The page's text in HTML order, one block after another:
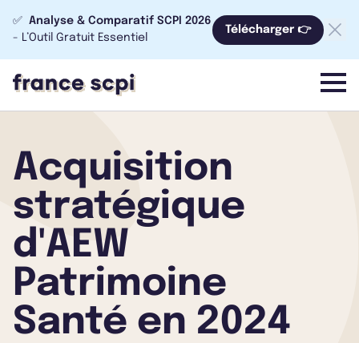
✅ Analyse & Comparatif SCPI 2026
- L’Outil Gratuit Essentiel
Télécharger 👉
menu
Acquisition
stratégique
d'AEW
Patrimoine
Santé en 2024